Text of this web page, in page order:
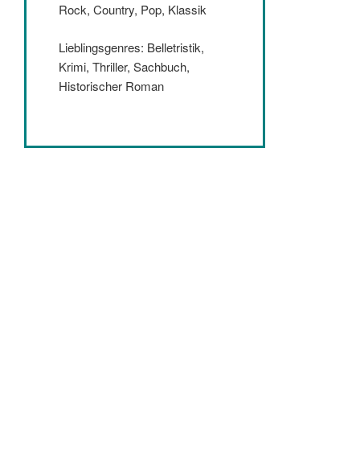
Rock, Country, Pop, Klassik
Lieblingsgenres: Belletristik,
Krimi, Thriller, Sachbuch,
Historischer Roman